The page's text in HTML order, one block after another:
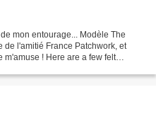
mon entourage... Modèle The
l'amitié France Patchwork, et
! Here are a few felt